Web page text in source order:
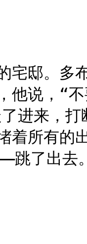
宅邸。多
他说，“
进来，
着所有的
跳了出去